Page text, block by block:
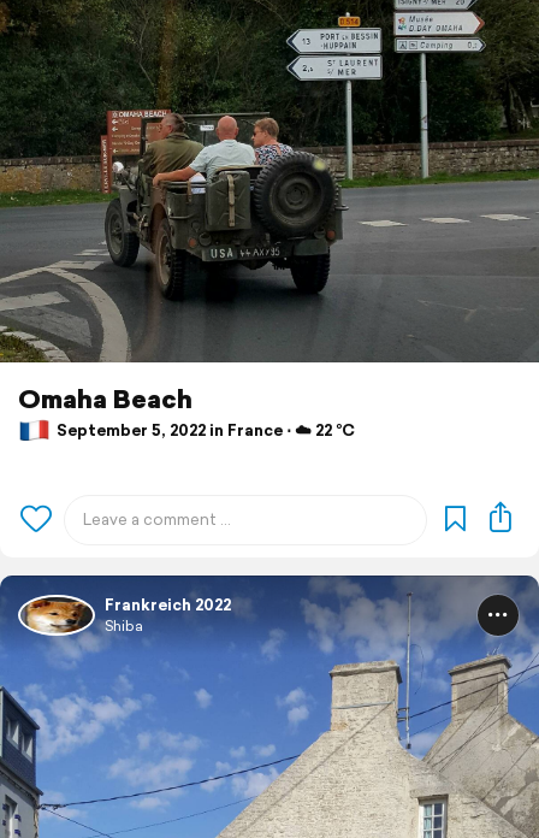
Omaha Beach
September 5, 2022 in France ⋅ ☁️ 22 °C
Frankreich 2022
Shiba